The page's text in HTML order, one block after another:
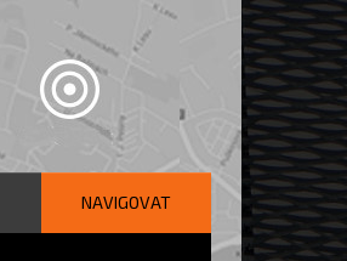
NAVIGOVAT